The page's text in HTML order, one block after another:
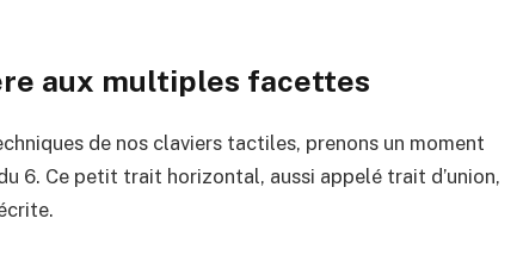
aux multiples facettes
de nos claviers tactiles, prenons un moment
6. Ce petit trait horizontal, aussi appelé trait d’union,